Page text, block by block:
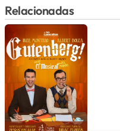
Relacionadas